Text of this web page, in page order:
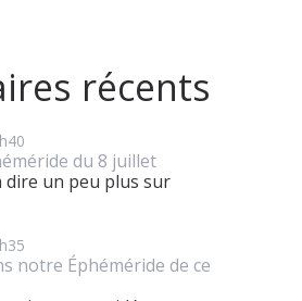
récents
du 8 juillet
un peu plus sur
notre Éphéméride de ce